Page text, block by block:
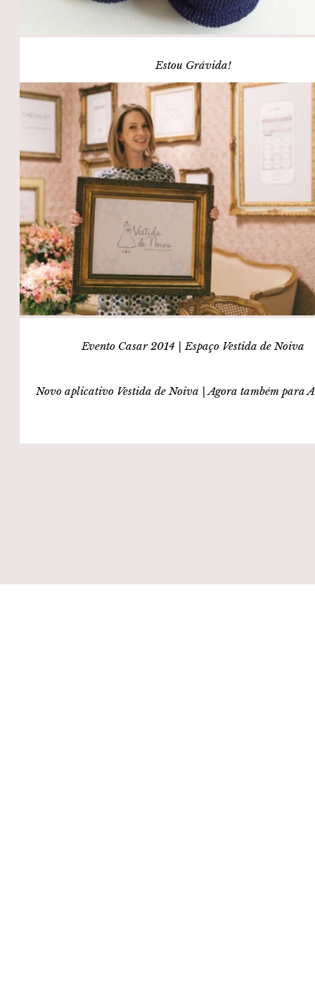
Estou Grávida!
Evento Casar 2014 | Espaço Vestida de Noiva
Novo aplicativo Vestida de Noiva | Agora também para